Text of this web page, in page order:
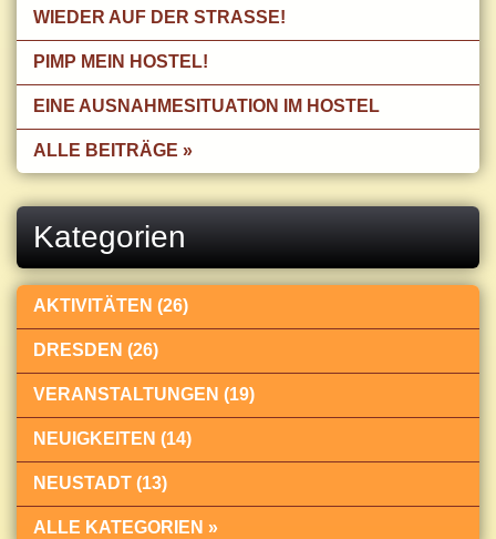
WIEDER AUF DER STRASSE!
PIMP MEIN HOSTEL!
EINE AUSNAHMESITUATION IM HOSTEL
ALLE BEITRÄGE »
Kategorien
AKTIVITÄTEN (26)
DRESDEN (26)
VERANSTALTUNGEN (19)
NEUIGKEITEN (14)
NEUSTADT (13)
ALLE KATEGORIEN »